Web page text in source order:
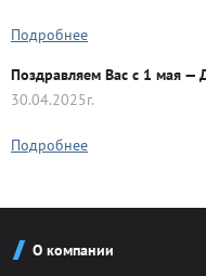
Подробнее
Поздравляем Вас с 1 мая —
30.04.2025г.
Подробнее
О компании